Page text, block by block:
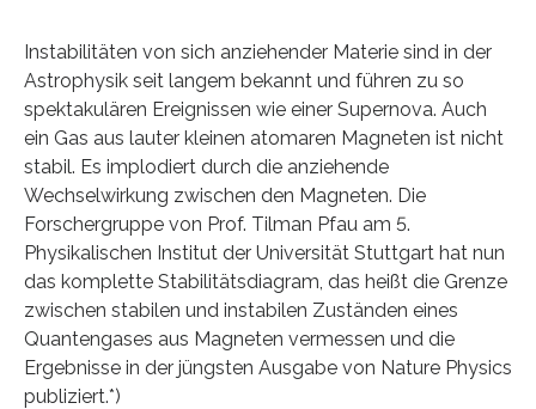
Instabilitäten von sich anziehender Materie sind in der
Astrophysik seit langem bekannt und führen zu so
spektakulären Ereignissen wie einer Supernova. Auch
ein Gas aus lauter kleinen atomaren Magneten ist nicht
stabil. Es implodiert durch die anziehende
Wechselwirkung zwischen den Magneten. Die
Forschergruppe von Prof. Tilman Pfau am 5.
Physikalischen Institut der Universität Stuttgart hat nun
das komplette Stabilitätsdiagram, das heißt die Grenze
zwischen stabilen und instabilen Zuständen eines
Quantengases aus Magneten vermessen und die
Ergebnisse in der jüngsten Ausgabe von Nature Physics
publiziert.*)